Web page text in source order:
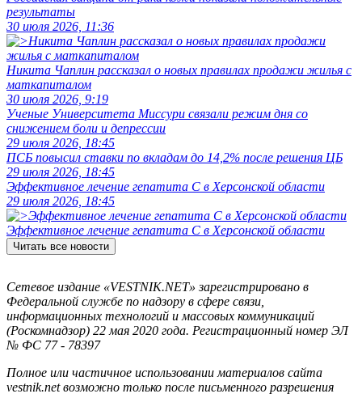
результаты
30 июля 2026, 11:36
Никита Чаплин рассказал о новых правилах продажи жилья с
маткапиталом
30 июля 2026, 9:19
Ученые Университета Миссури связали режим дня со
снижением боли и депрессии
29 июля 2026, 18:45
ПСБ повысил ставки по вкладам до 14,2% после решения ЦБ
29 июля 2026, 18:45
Эффективное лечение гепатита C в Херсонской области
29 июля 2026, 18:45
Эффективное лечение гепатита C в Херсонской области
Читать все новости
Сетевое издание «VESTNIK.NET» зарегистрировано в
Федеральной службе по надзору в сфере связи,
информационных технологий и массовых коммуникаций
(Роскомнадзор) 22 мая 2020 года. Регистрационный номер ЭЛ
№ ФС 77 - 78397
Полное или частичное использовании материалов сайта
vestnik.net возможно только после письменного разрешения